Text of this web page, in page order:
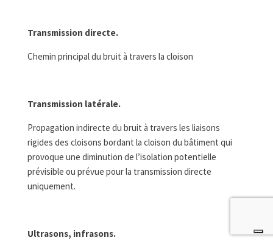
Transmission directe.
Chemin principal du bruit à travers la cloison
Transmission latérale.
Propagation indirecte du bruit à travers les liaisons
rigides des cloisons bordant la cloison du bâtiment qui
provoque une diminution de l’isolation potentielle
prévisible ou prévue pour la transmission directe
uniquement.
Ultrasons, infrasons.